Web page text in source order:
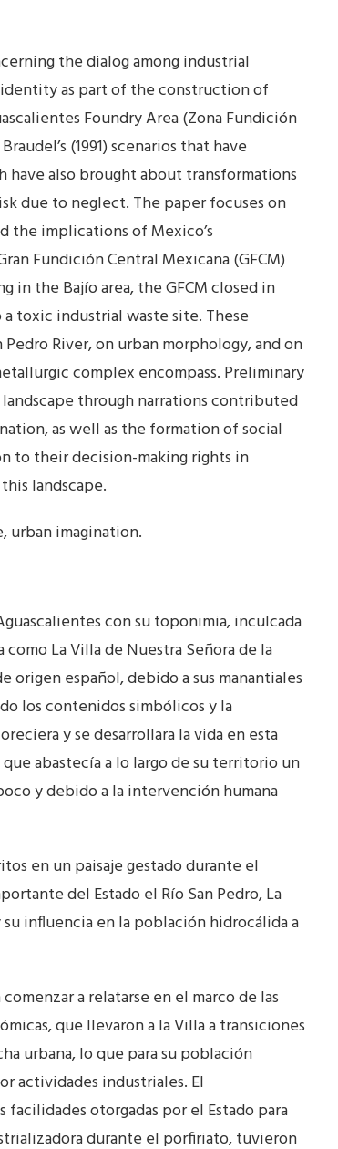
the dialog among industrial
as part of the construction of
Foundry Area (Zona Fundición
(1991) scenarios that have
also brought about transformations
due to neglect. The paper focuses on
the implications of Mexico’s
Fundición Central Mexicana (GFCM)
in the Bajío area, the GFCM closed in
toxic industrial waste site. These
River, on urban morphology, and on
complex encompass. Preliminary
through narrations contributed
as well as the formation of social
to their decision-making rights in
landscape.
urban imagination.
con su toponimia, inculcada
La Villa de Nuestra Señora de la
origen español, debido a sus manantiales
los contenidos simbólicos y la
y se desarrollara la vida en esta
abastecía a lo largo de su territorio un
y debido a la intervención humana
en un paisaje gestado durante el
del Estado el Río San Pedro, La
influencia en la población hidrocálida a
a relatarse en el marco de las
que llevaron a la Villa a transiciones
urbana, lo que para su población
actividades industriales. El
otorgadas por el Estado para
durante el porfiriato, tuvieron